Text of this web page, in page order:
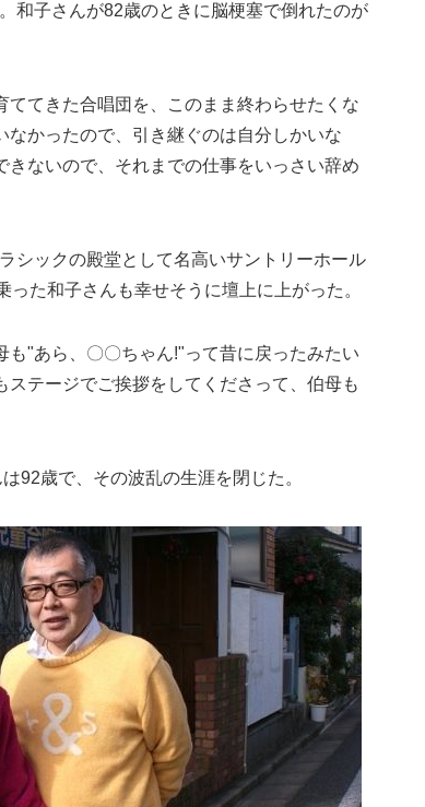
和子さんが82歳のときに脳梗塞で倒れたのが
ててきた合唱団を、このまま終わらせたくな
かったので、引き継ぐのは自分しかいな
ないので、それまでの仕事をいっさい辞め
シックの殿堂として名高いサントリーホール
た和子さんも幸せそうに壇上に上がった。
も"あら、〇〇ちゃん!"って昔に戻ったみたい
テージでご挨拶をしてくださって、伯母も
92歳で、その波乱の生涯を閉じた。